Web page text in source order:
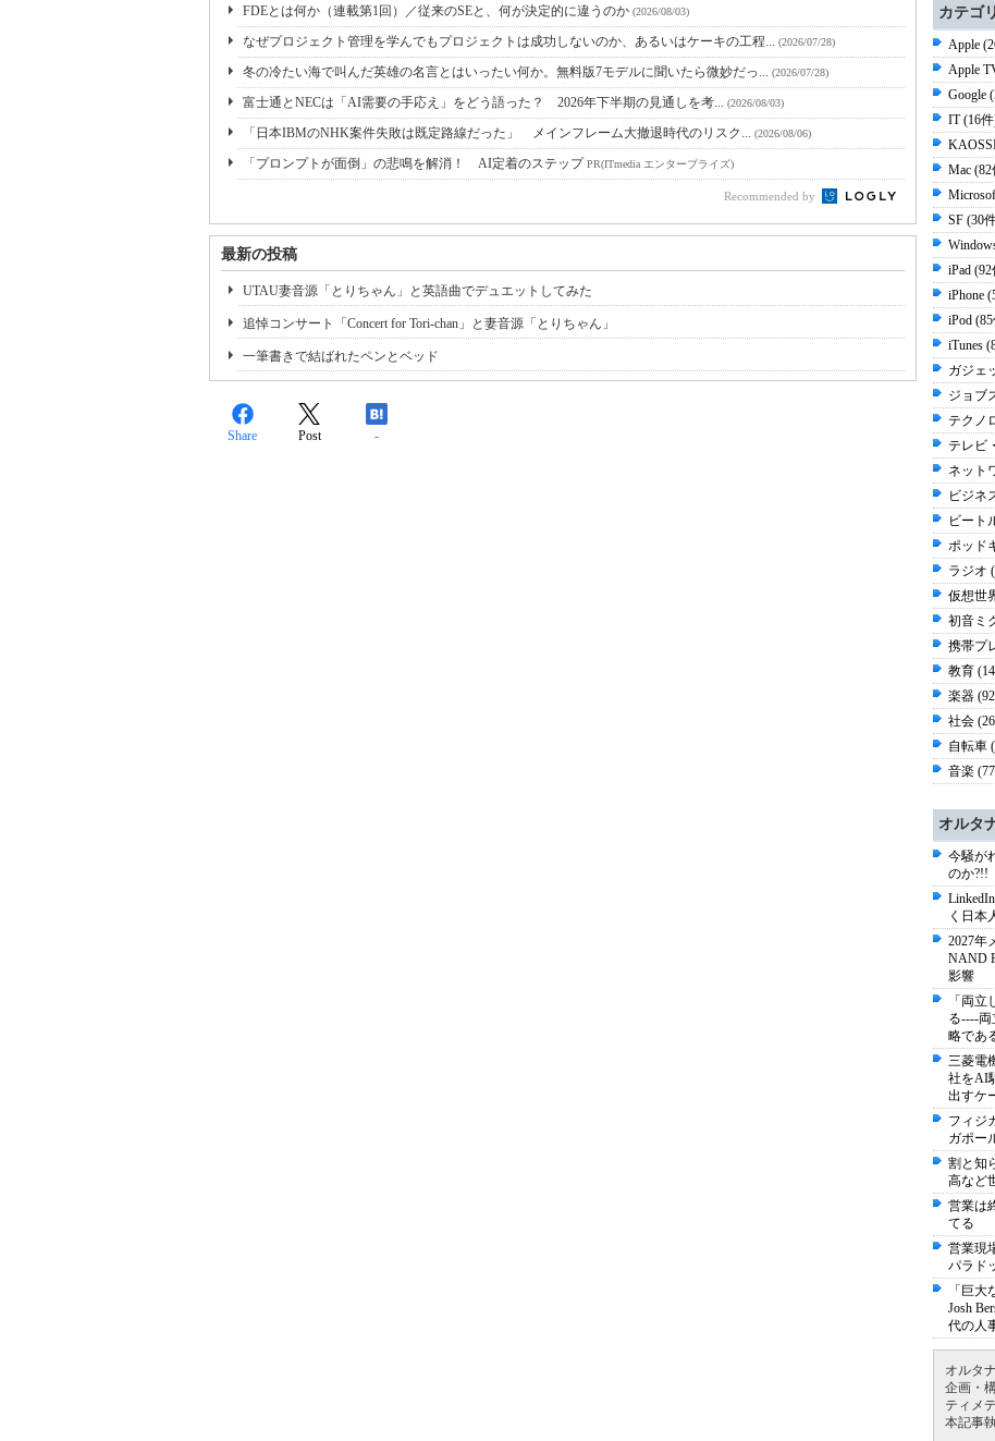
FDEとは何か（連載第1回）／従来のSEと、何が決定的に違うのか (2026/08/03)
なぜプロジェクト管理を学んでもプロジェクトは成功しないのか、あるいはケーキの工程... (2026/07/28)
冬の冷たい海で叫んだ英雄の名言とはいったい何か。無料版7モデルに聞いたら微妙だっ... (2026/07/28)
富士通とNECは「AI需要の手応え」をどう語った？ 2026年下半期の見通しを考... (2026/08/03)
「日本IBMのNHK案件失敗は既定路線だった」 メインフレーム大撤退時代のリスク... (2026/08/06)
「プロンプトが面倒」の悲鳴を解消！ AI定着のステップPR(ITmedia エンタープライズ)
Recommended by
最新の投稿
UTAU妻音源「とりちゃん」と英語曲でデュエットしてみた
追悼コンサート「Concert for Tori-chan」と妻音源「とりちゃん」
一筆書きで結ばれたペンとベッド
Share Post -
カテゴ
Apple
Apple
Google
IT (16
Mac
SF (30
iPad
iPhone
iPod
iTunes
ガジェ
ジョブ
テクノ
テレビ
ネット
ビジネ
ビート
ポッド
ラジオ
仮想世
初音ミ
携帯プ
教育
楽器
社会
自転車
音楽
オルタ
今騒が
のか?!!
く日本
2027年
NAND
影響
「両
る----
略であ
三菱電
社をAI
出すケ
フィジ
ガポー
割と知
高など
営業は
てる
営業現
パラド
「巨
Josh
代の人
オルタ
企画・
ティメ
本記事